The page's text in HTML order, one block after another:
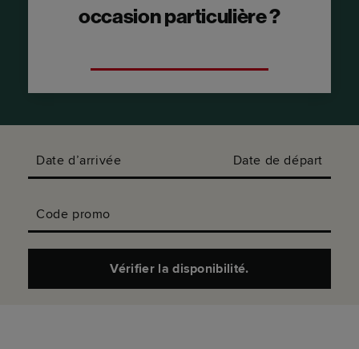
occasion particulière ?
Date d’arrivée Date de départ
Code promo
Vérifier la disponibilité.